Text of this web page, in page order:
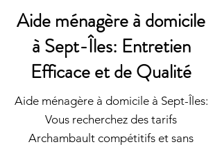
Aide ménagère à domicile
à Sept-Îles: Entretien
Efficace et de Qualité
Aide ménagère à domicile à Sept-Îles:
Vous recherchez des tarifs
Archambault compétitifs et sans